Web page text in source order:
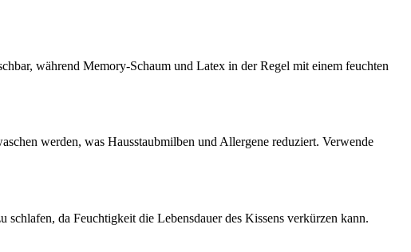
während Memory-Schaum und Latex in der Regel mit einem feuchten
werden, was Hausstaubmilben und Allergene reduziert. Verwende
da Feuchtigkeit die Lebensdauer des Kissens verkürzen kann.